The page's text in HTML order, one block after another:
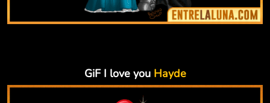
GiF I love you Hayde